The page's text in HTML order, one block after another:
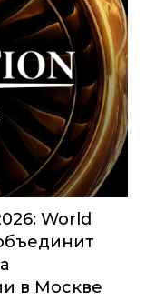
World
в Москве